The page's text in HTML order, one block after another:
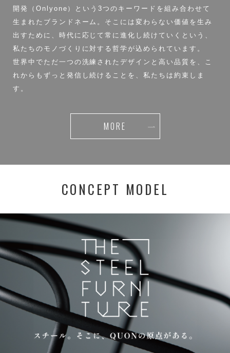
開発（Onlyone）という3つのキーワードを組み合わせて
生まれたブランドネーム。そこには変わらない価値を生み
出すために、時代に応じて常に進化し続けていくという、
私たちのモノづくりに対する哲学が込められています。
世界中でただ一つの洗練されたデザインと高い品質を、こ
れからもずっと発信し続けることを、私たちは約束しま
す。
MORE
CONCEPT MODEL